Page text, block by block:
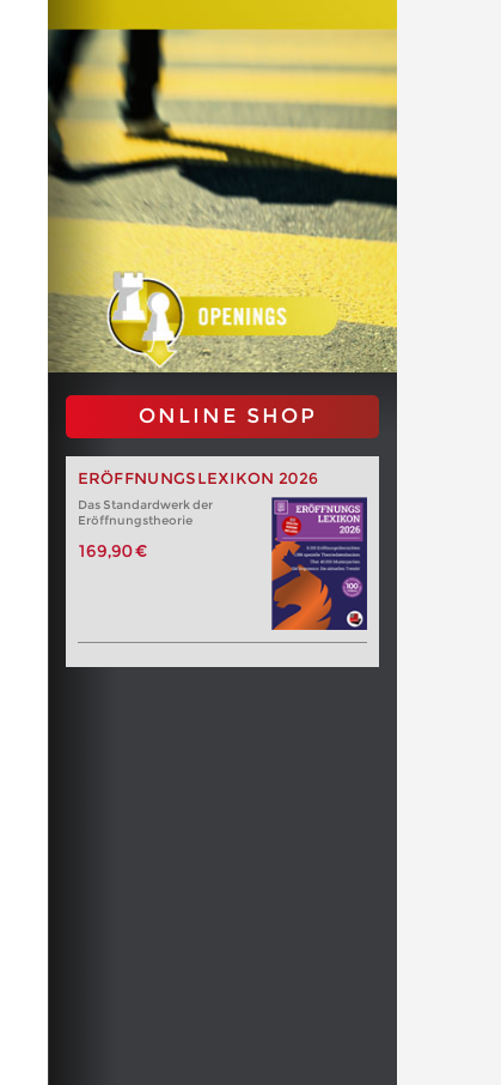
ONLINE SHOP
ERÖFFNUNGSLEXIKON 2026
Das Standardwerk der
Eröffnungstheorie
169,90 €